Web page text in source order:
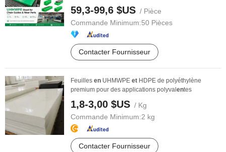
59,3-99,6 $US / Pièce
Commande Minimum:50 Pièces
Contacter Fournisseur
Feuilles en UHMWPE et HDPE de polyéthylène
premium pour des applications polyval entes
1,8-3,00 $US / Kg
Commande Minimum:2 kg
Contacter Fournisseur